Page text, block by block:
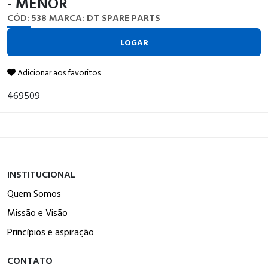
CÓD: 538 MARCA: DT SPARE PARTS
LOGAR
Adicionar aos favoritos
469509
INSTITUCIONAL
Quem Somos
Missão e Visão
Princípios e aspiração
CONTATO